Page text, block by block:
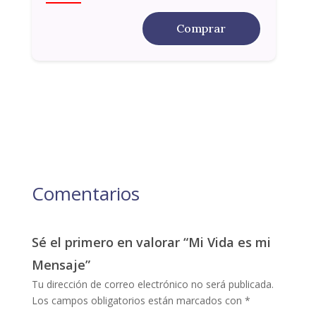
Comprar
Comentarios
Sé el primero en valorar “Mi Vida es mi
Mensaje”
Tu dirección de correo electrónico no será publicada.
Los campos obligatorios están marcados con *